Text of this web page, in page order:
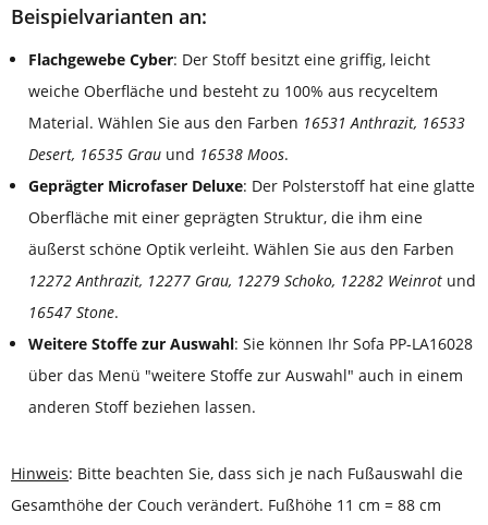
Beispielvarianten an:
Flachgewebe Cyber: Der Stoff besitzt eine griffig, leicht
weiche Oberfläche und besteht zu 100% aus recyceltem
Material. Wählen Sie aus den Farben 16531 Anthrazit, 16533
Desert, 16535 Grau und 16538 Moos.
Geprägter Microfaser Deluxe: Der Polsterstoff hat eine glatte
Oberfläche mit einer geprägten Struktur, die ihm eine
äußerst schöne Optik verleiht. Wählen Sie aus den Farben
12272 Anthrazit, 12277 Grau, 12279 Schoko, 12282 Weinrot und
16547 Stone.
Weitere Stoffe zur Auswahl: Sie können Ihr Sofa PP-LA16028
über das Menü "weitere Stoffe zur Auswahl" auch in einem
anderen Stoff beziehen lassen.
Hinweis: Bitte beachten Sie, dass sich je nach Fußauswahl die
Gesamthöhe der Couch verändert. Fußhöhe 11 cm = 88 cm